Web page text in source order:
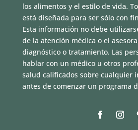
los alimentos y el estilo de vida.
está diseñada para ser sólo con
Esta información no debe
de la atención médica o el
diagnóstico o tratamiento. Las
hablar con un médico u otros
salud calificados sobre cualquier
antes de comenzar un programa